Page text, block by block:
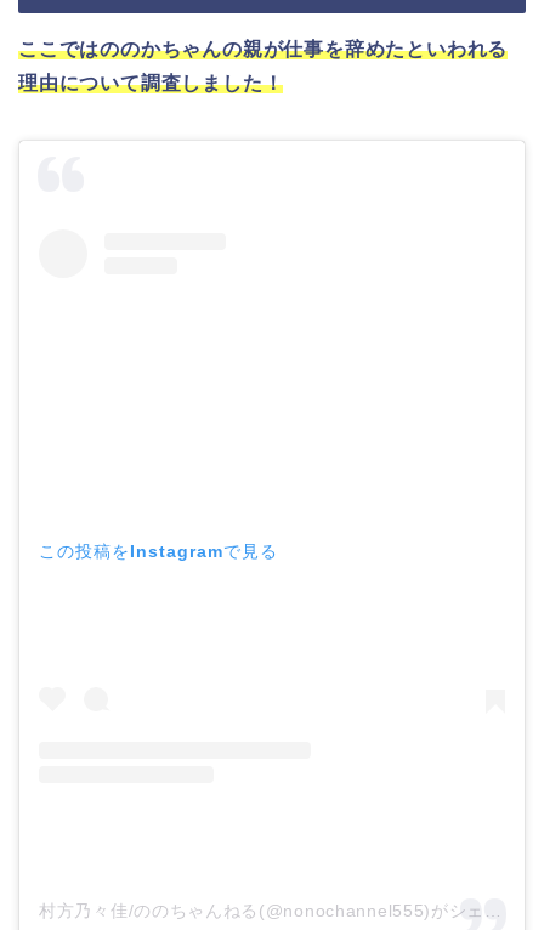
ここではののかちゃんの親が仕事を辞めたといわれる
理由について調査しました！
この投稿をInstagramで見る